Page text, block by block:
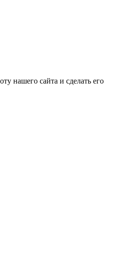
нашего сайта и сделать его